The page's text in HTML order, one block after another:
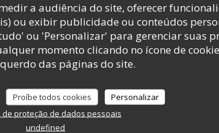
a audiência do site, oferecer
ou exibir publicidade ou conteúdos
ou 'Personalizar' para gerenciar suas
momento clicando no ícone de
das páginas do site.
Proíbe todos cookies
Personalizar
de proteção de dados pessoais
undefined
: 4 /5 ambience: 4/5 menu: 4 /5 quality_price : 4/5
:5/5 ambience:5/5 menu:5